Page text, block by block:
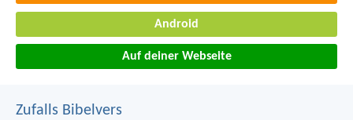
Android
Auf deiner Webseite
Zufalls Bibelvers